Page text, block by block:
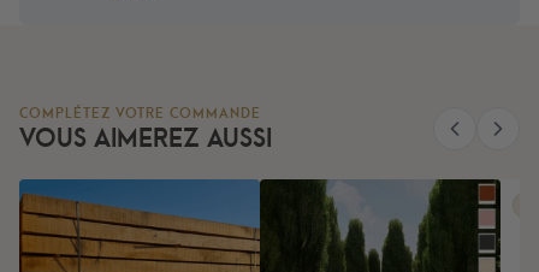
COMPLÉTEZ VOTRE COMMANDE
VOUS AIMEREZ AUSSI